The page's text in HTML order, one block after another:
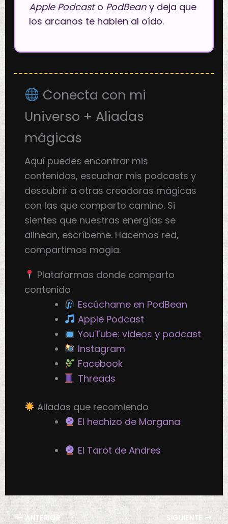
Apple Podcasto PodBeany deja que
los arcanos te hablen al oído.
Conecta con mi
Universo + Aliadas
mágicas
Aquí puedes encontrar mis
contenidos, escuchar mis podcasts y
descubrir a otras creadoras mágicas
con las que comparto camino. Si
sientes que nuestras energías se
alinean, escríbeme. Hacemos red,
compartimos magia.
Plataformas donde comparto
contenido
Escúchame en PodBean
Apple Podcast
YouTube: videos y podcast
Instagram
Facebook
Threads
Aliadas que recomiendo
El hechizo de Morgana
El Tarot de Andres
ANTERIOR SIGUIENTE